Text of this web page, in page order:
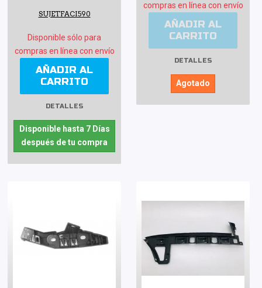
SUJETFACI590
Disponible sólo para
compras en línea con envío
AÑADIR AL
CARRITO
DETALLES
Disponible hasta 7 Días
después de tu compra
compras en línea con envío
AÑADIR AL
CARRITO
DETALLES
Agotado